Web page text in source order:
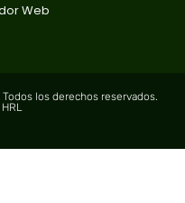
Web
los derechos reservados.